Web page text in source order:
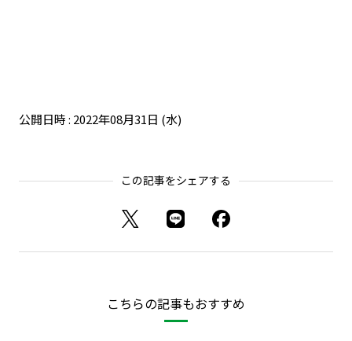
公開日時 : 2022年08月31日 (水)
この記事をシェアする
こちらの記事もおすすめ